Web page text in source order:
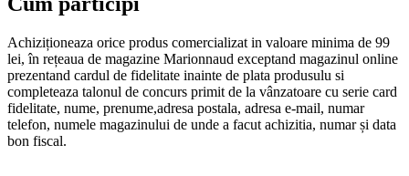
Achiziționeaza orice produs comercializat in valoare minima de 99
lei, în rețeaua de magazine Marionnaud exceptand magazinul online
prezentand cardul de fidelitate inainte de plata produsulu si
completeaza talonul de concurs primit de la vânzatoare cu serie card
fidelitate, nume, prenume,adresa postala, adresa e-mail, numar
telefon, numele magazinului de unde a facut achizitia, numar și data
bon fiscal.